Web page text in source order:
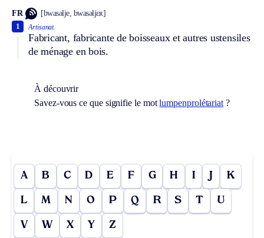
FR [bwasəlje, bwasəljɛʀ]
Artisanat.
Fabricant, fabricante de boisseaux et autres ustensiles
de ménage en bois.
1
À découvrir
Savez-vous ce que signifie le motlumpenprolétariat ?
A B C D E F G H I J K
L M N O P Q R S T U
V W X Y Z